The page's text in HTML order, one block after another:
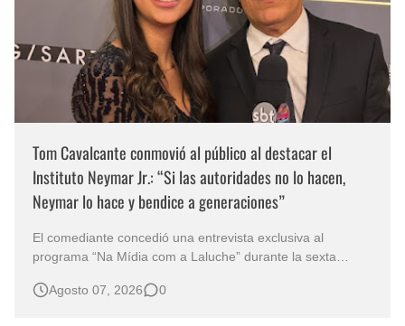
Tom Cavalcante conmovió al público al destacar el
Instituto Neymar Jr.: “Si las autoridades no lo hacen,
Neymar lo hace y bendice a generaciones”
El comediante concedió una entrevista exclusiva al
programa “Na Mídia com a Laluche” durante la sexta
eventos benéficos más importantes de Brasil. En medio del
Agosto 07, 2026 0